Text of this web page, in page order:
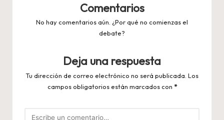
Comentarios
No hay comentarios aún. ¿Por qué no comienzas el
debate?
Deja una respuesta
Tu dirección de correo electrónico no será publicada. Los
campos obligatorios están marcados con *